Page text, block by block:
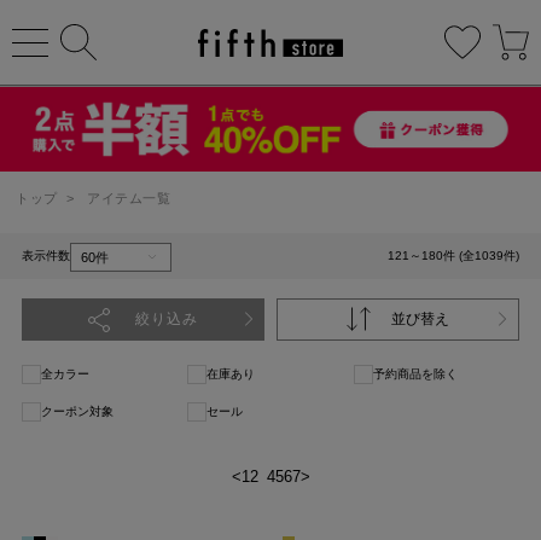
トップ > アイテム一覧
表示件数 121～180件 (全1039件)
絞り込み 並び替え
全カラー 在庫あり 予約商品を除く
クーポン対象 セール
<1 23 4567>